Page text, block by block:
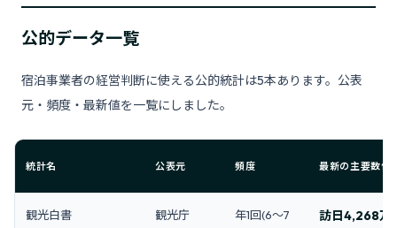
公的データ一覧
宿泊事業者の経営判断に使える公的統計は5本あります。公表
元・頻度・最新値を一覧にしました。
統計名 公表元 頻度 最新の主要数値
観光白書 観光庁
年1回(6〜7
訪日4,268万